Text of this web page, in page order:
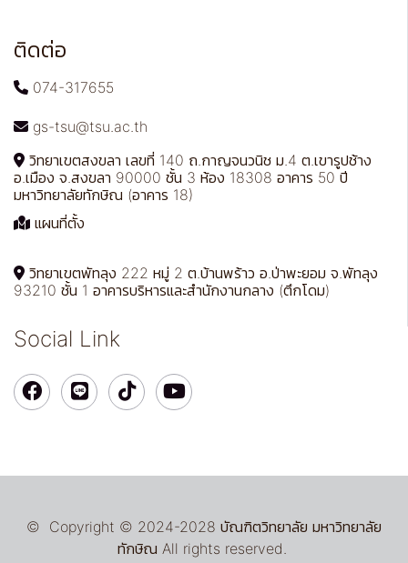
ติดต่อ
074-317655
gs-tsu@tsu.ac.th
วิทยาเขตสงขลา เลขที่ 140 ถ.กาญจนวนิช ม.4 ต.เขารูปช้าง
อ.เมือง จ.สงขลา 90000 ชั้น 3 ห้อง 18308 อาคาร 50 ปี
มหาวิทยาลัยทักษิณ (อาคาร 18)
แผนที่ตั้ง
วิทยาเขตพัทลุง 222 หมู่ 2 ต.บ้านพร้าว อ.ป่าพะยอม จ.พัทลุง
93210 ชั้น 1 อาคารบริหารและสำนักงานกลาง (ตึกโดม)
Social Link
© Copyright © 2024-2028 บัณฑิตวิทยาลัย มหาวิทยาลัย
ทักษิณ All rights reserved.